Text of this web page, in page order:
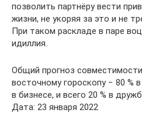
позволить партнёру вести
жизни, не укоряя за это и не
При таком раскладе в паре
идиллия.
Общий прогноз
восточному гороскопу − 80 %
в бизнесе, и всего 20 % в
Дата: 23 января 2022